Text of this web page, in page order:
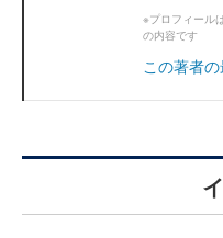
※プロフィール
の内容です
この著者